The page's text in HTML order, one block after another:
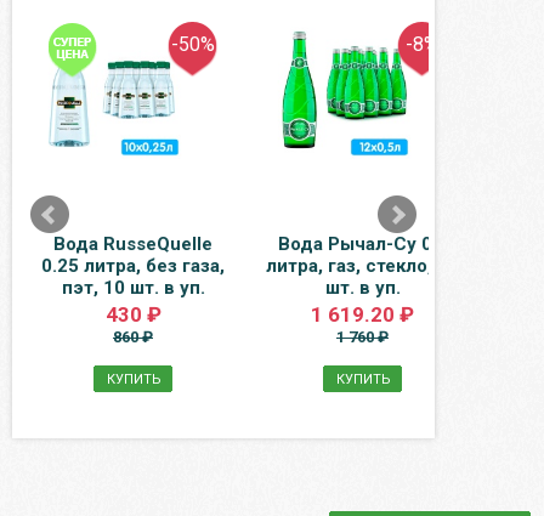
-50%
Вода RusseQuelle
0.25 литра, без газа,
пэт, 10 шт. в уп.
430 ₽
860 ₽
КУПИТЬ
-8%
Вода Рычал-Су 0.5
литра, газ, стекло, 12
шт. в уп.
1 619.20 ₽
1 760 ₽
КУПИТЬ